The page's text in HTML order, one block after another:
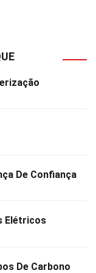
De Confiança
Elétricos
De Carbono